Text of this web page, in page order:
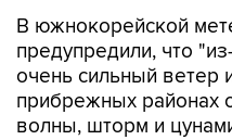
В южнокорейской
предупредили, что
очень сильный ветер
прибрежных районах
волны, шторм и